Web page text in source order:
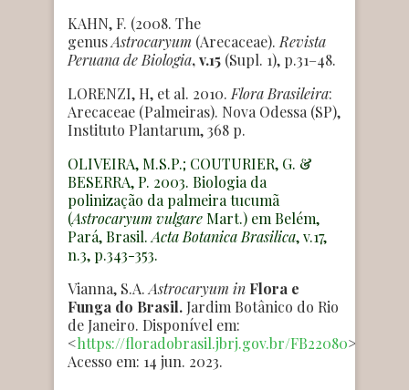
KAHN, F. (2008. The
genusAstrocaryum (Arecaceae). Revista
Peruana de Biologia, v.15 (Supl. 1), p.31–48.
LORENZI, H, et al. 2010. Flora Brasileira:
Arecaceae (Palmeiras). Nova Odessa (SP),
Instituto Plantarum, 368 p.
OLIVEIRA, M.S.P.; COUTURIER, G. &
BESERRA, P. 2003. Biologia da
polinização da palmeira tucumã
(Astrocaryum vulgare Mart.) em Belém,
Pará, Brasil. Acta Botanica Brasilica, v.17,
n.3, p.343-353.
Vianna, S.A. Astrocaryum in Flora e
Funga do Brasil. Jardim Botânico do Rio
de Janeiro. Disponível em:
<https://floradobrasil.jbrj.gov.br/FB22080>.
Acesso em: 14 jun. 2023.